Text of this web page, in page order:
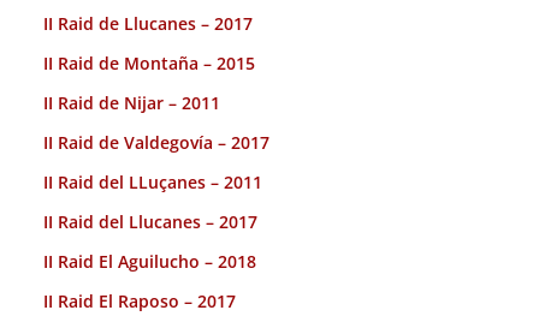
II Raid de Llucanes – 2017
II Raid de Montaña – 2015
II Raid de Nijar – 2011
II Raid de Valdegovía – 2017
II Raid del LLuçanes – 2011
II Raid del Llucanes – 2017
II Raid El Aguilucho – 2018
II Raid El Raposo – 2017